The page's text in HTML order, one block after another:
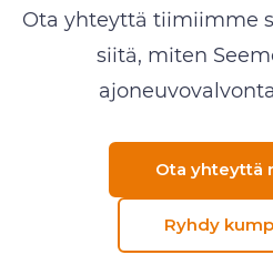
Ota yhteyttä tiimiimme
siitä, miten
Ota yhteyttä
Ryhdy